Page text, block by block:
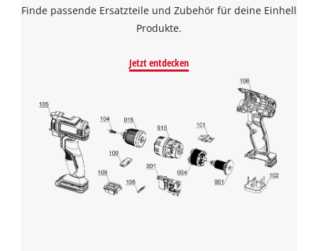
Finde passende Ersatzteile und Zubehör für deine Einhell
Produkte.
Jetzt entdecken